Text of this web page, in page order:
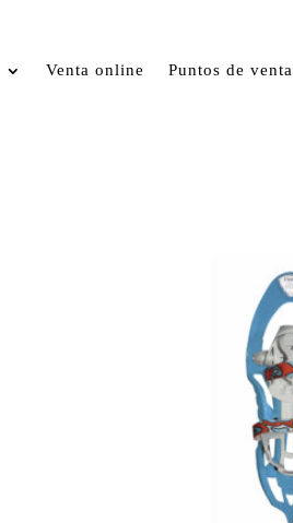
Venta online Puntos de venta